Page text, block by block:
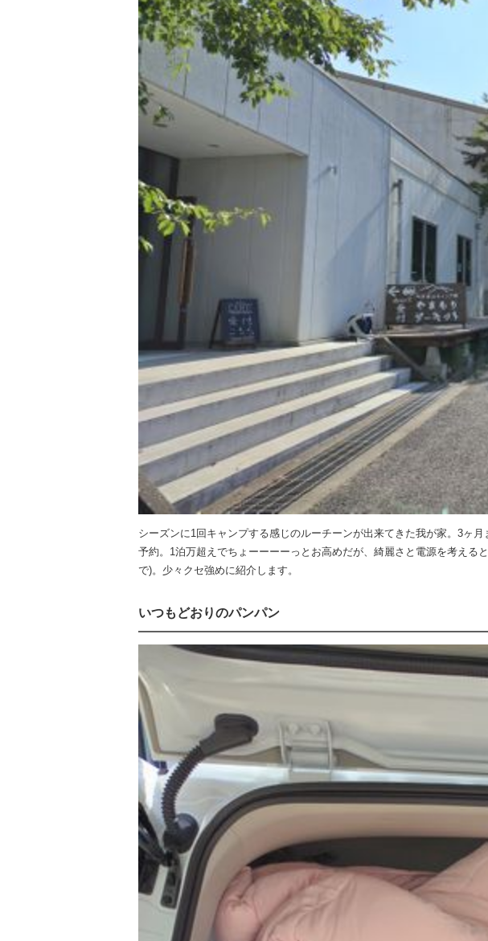
シーズンに1回キャンプする感じのルーチーンが出来てきた我が家。3ヶ
予約。1泊万超えでちょーーーーっとお高めだが、綺麗さと電源を考え
で)。少々クセ強めに紹介します。
いつもどおりのパンパン